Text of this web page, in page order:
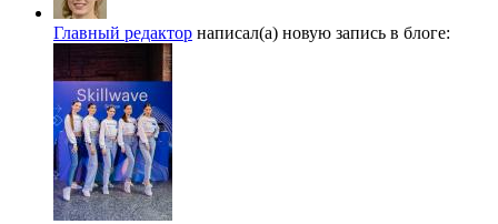
Главный редактор написал(а) новую запись в блоге: